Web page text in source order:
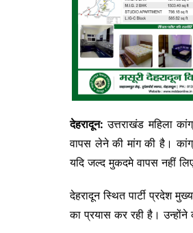
देहरादून: उत्तराखंड महिला
वापस लेने की मांग की है।
यदि जल्द मुकदमे वापस नहीं
देहरादून स्थित पार्टी प्रदेश
का प्रयास कर रही है।